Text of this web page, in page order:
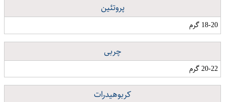
پروتئین
18-20 گرم
چربی
20-22 گرم
کربوهیدرات